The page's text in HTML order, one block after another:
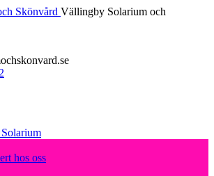
Skönvård Vällingby Solarium och
hos oss